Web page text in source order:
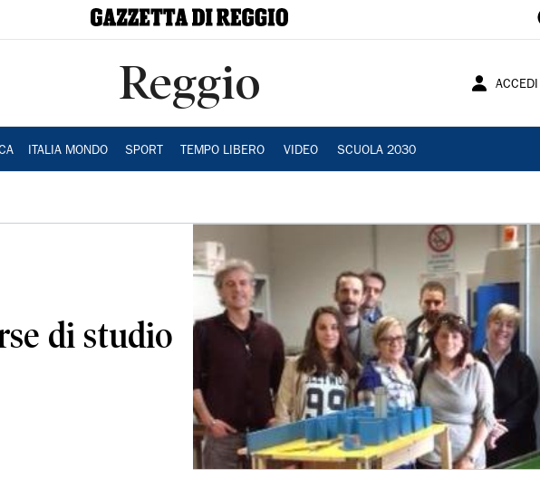
Reggio ACCEDI
ITALIA MONDO SPORT TEMPO LIBERO VIDEO SCUOLA 2030
di studio